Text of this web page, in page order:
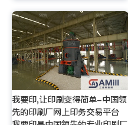
我要印,让印刷变得简单-中国领
先的印刷厂网上印务交易平台